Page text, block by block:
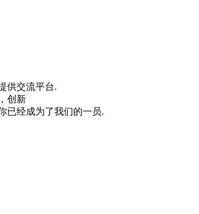
供交流平台.
创新
已经成为了我们的一员.